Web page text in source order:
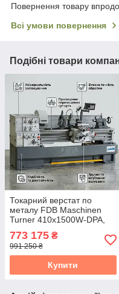
Повернення товару
Всі умови повернення
Подібні товари
Токарний верстат по
металу FDB Maschinen
Turner 410x1500W-DPA,
1500 мм між центрами
773 175 ₴
991 250 ₴
Купити